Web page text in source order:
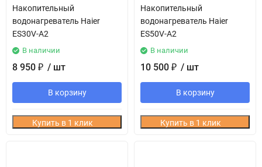
Накопительный
водонагреватель Haier
ES30V-A2
В наличии
8 950 ₽ / шт
В корзину
Купить в 1 клик
Накопительный
водонагреватель Haier
ES50V-A2
В наличии
10 500 ₽ / шт
В корзину
Купить в 1 клик